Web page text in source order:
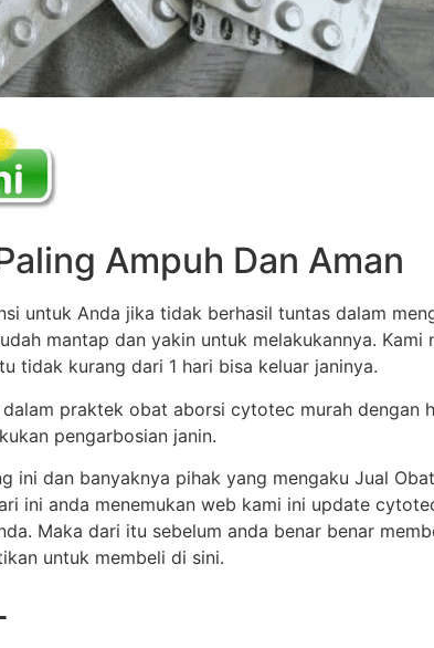
Ampuh Dan Aman
untuk Anda jika tidak berhasil tuntas dalam
mantap dan yakin untuk melakukannya. Kami
tidak kurang dari 1 hari bisa keluar janinya.
praktek obat aborsi cytotec murah dengan
pengarbosian janin.
ini dan banyaknya pihak yang mengaku Jual
ini anda menemukan web kami ini update
Maka dari itu sebelum anda benar benar
untuk membeli di sini.